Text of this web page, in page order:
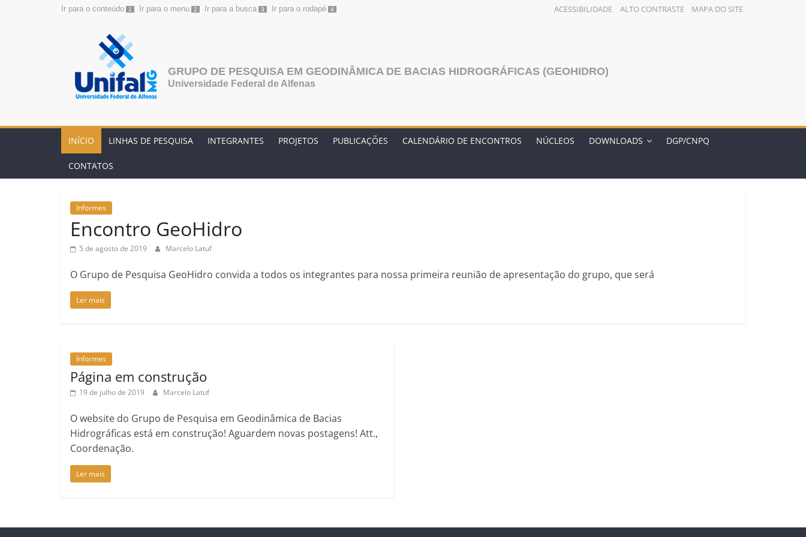
Ir para o conteúdo 1 Ir para o menu 2 Ir para a busca 3 Ir para o rodapé 4 ACESSIBILIDADE ALTO CONTRASTE MAPA DO SITE
GRUPO DE PESQUISA EM GEODINÂMICA DE BACIAS HIDROGRÁFICAS (GEOHIDRO)
Universidade Federal de Alfenas
INÍCIO LINHAS DE PESQUISA INTEGRANTES PROJETOS PUBLICAÇÕES CALENDÁRIO DE ENCONTROS NÚCLEOS DOWNLOADS DGP/CNPQ
CONTATOS
Informes
Encontro GeoHidro
5 de agosto de 2019 Marcelo Latuf
O Grupo de Pesquisa GeoHidro convida a todos os integrantes para nossa primeira reunião de apresentação do grupo, que será
Ler mais
Informes
Página em construção
19 de julho de 2019 Marcelo Latuf
O website do Grupo de Pesquisa em Geodinâmica de Bacias
Hidrográficas está em construção! Aguardem novas postagens! Att.,
Coordenação.
Ler mais